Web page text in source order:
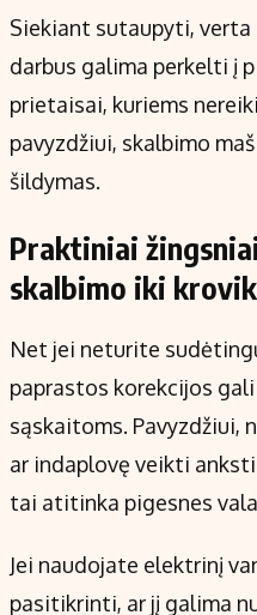
Siekiant sutaupyti,
darbus galima perkelti į
prietaisai, kuriems
pavyzdžiui, skalbimo
šildymas.
Praktiniai
skalbimo iki
Net jei neturite
paprastos korekcijos
sąskaitoms. Pavyzdžiui,
ar indaplovę veikti
tai atitinka pigesnes
Jei naudojate elektrinį
pasitikrinti, ar jį galima